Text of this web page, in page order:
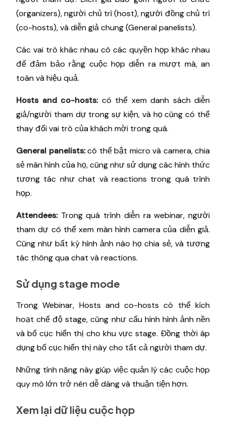
(organizers), người chủ trì (host), người đồng chủ trì
(co-hosts), và diễn giả chung (General panelists).
Các vai trò khác nhau có các quyền họp khác nhau
để đảm bảo rằng cuộc họp diễn ra mượt mà, an
toàn và hiệu quả.
Hosts and co-hosts:có thể xem danh sách diễn
giả/người tham dự trong sự kiện, và họ cũng có thể
thay đổi vai trò của khách mời trong quá.
General panelists:có thể bật micro và camera, chia
sẻ màn hình của họ, cũng như sử dụng các hình thức
tương tác như chat và reactions trong quá trình
họp.
Attendees:Trong quá trình diễn ra webinar, người
tham dự có thể xem màn hình camera của diễn giả.
Cũng như bất kỳ hình ảnh nào họ chia sẻ, và tương
tác thông qua chat và reactions.
Sử dụng stage mode
Trong Webinar, Hosts and co-hosts có thể kích
hoạt chế độ stage, cũng như cấu hình hình ảnh nền
và bố cục hiển thị cho khu vực stage. Đồng thời áp
dụng bố cục hiển thị này cho tất cả người tham dự.
Những tính năng này giúp việc quản lý các cuộc họp
quy mô lớn trở nên dễ dàng và thuận tiện hơn.
Xem lại dữ liệu cuộc họp